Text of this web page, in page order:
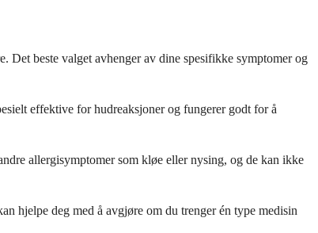
Det beste valget avhenger av dine spesifikke symptomer og
effektive for hudreaksjoner og fungerer godt for å
allergisymptomer som kløe eller nysing, og de kan ikke
hjelpe deg med å avgjøre om du trenger én type medisin